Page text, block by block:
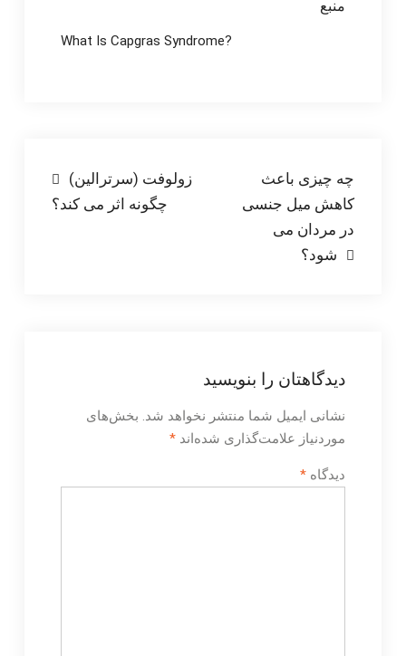
منبع
What Is Capgras Syndrome?
راهبری
نوشته
زولوفت (سرترالین)
چگونه اثر می کند؟
چه چیزی باعث
کاهش میل جنسی
در مردان می
شود؟
دیدگاهتان را بنویسید
نشانی ایمیل شما منتشر نخواهد شد. بخش‌های
موردنیاز علامت‌گذاری شده‌اند *
دیدگاه *